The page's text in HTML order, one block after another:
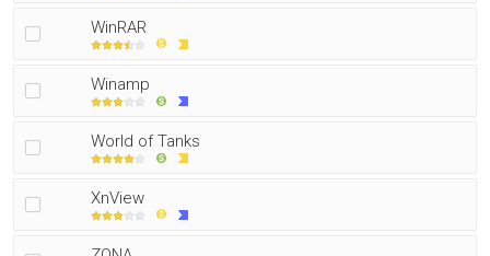
WinRAR
Winamp
World of Tanks
XnView